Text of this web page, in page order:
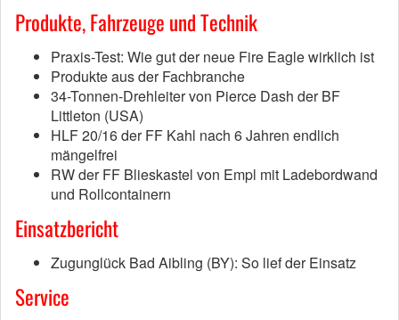
Produkte, Fahrzeuge und Technik
Praxis-Test: Wie gut der neue Fire Eagle wirklich ist
Produkte aus der Fachbranche
34-Tonnen-Drehleiter von Pierce Dash der BF
Littleton (USA)
HLF 20/16 der FF Kahl nach 6 Jahren endlich
mängelfrei
RW der FF Blieskastel von Empl mit Ladebordwand
und Rollcontainern
Einsatzbericht
Zugunglück Bad Aibling (BY): So lief der Einsatz
Service